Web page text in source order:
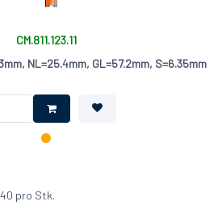
CM.811.123.11
NL=25.4mm, GL=57.2mm, S=6.35mm
pro Stk.